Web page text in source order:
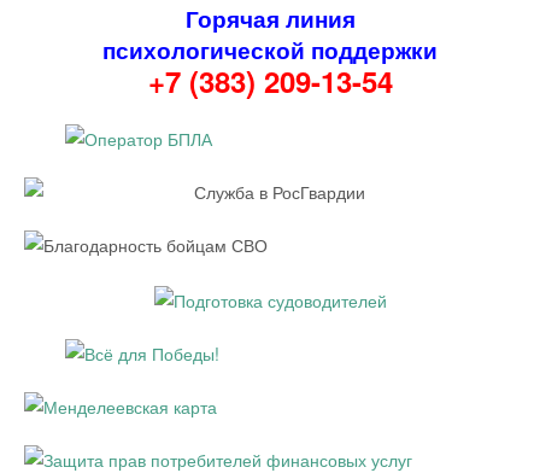
Горячая линия
психологической поддержки
+7 (383) 209-13-54